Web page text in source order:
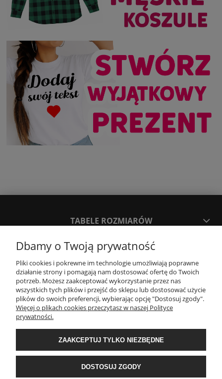
TABELE ROZMIARÓW
SPOSOBY PŁATNOŚCI ORAZ CZAS I KOSZTY DOSTAWY
DOSTAWY
KONTAKT
WYMIANA / ZWROTY / REKLAMACJE
REGULAMINY
Dbamy o Twoją prywatność
Pliki cookies i pokrewne im technologie umożliwiają poprawne
działanie strony i pomagają nam dostosować ofertę do Twoich
potrzeb. Możesz zaakceptować wykorzystanie przez nas
wszystkich tych plików i przejść do sklepu lub dostosować użycie
plików do swoich preferencji, wybierając opcję "Dostosuj zgody".
Więcej o plikach cookies przeczytasz w naszej Polityce
prywatności.
ZAAKCEPTUJ TYLKO NIEZBĘDNE
DOSTOSUJ ZGODY